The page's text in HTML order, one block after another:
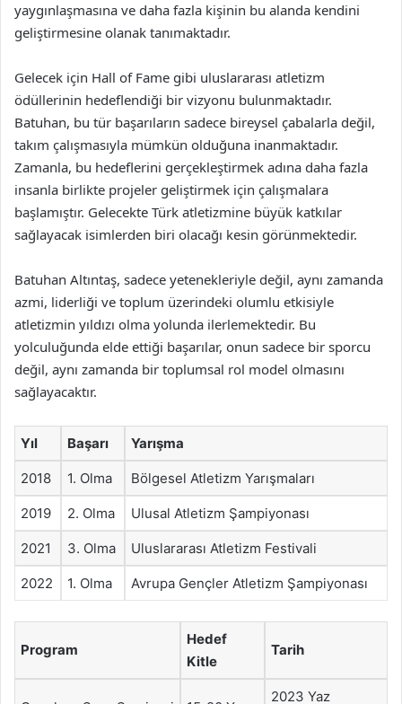
yaygınlaşmasına ve daha fazla kişinin bu alanda kendini
geliştirmesine olanak tanımaktadır.
Gelecek için Hall of Fame gibi uluslararası atletizm
ödüllerinin hedeflendiği bir vizyonu bulunmaktadır.
Batuhan, bu tür başarıların sadece bireysel çabalarla değil,
takım çalışmasıyla mümkün olduğuna inanmaktadır.
Zamanla, bu hedeflerini gerçekleştirmek adına daha fazla
insanla birlikte projeler geliştirmek için çalışmalara
başlamıştır. Gelecekte Türk atletizmine büyük katkılar
sağlayacak isimlerden biri olacağı kesin görünmektedir.
Batuhan Altıntaş, sadece yetenekleriyle değil, aynı zamanda
azmi, liderliği ve toplum üzerindeki olumlu etkisiyle
atletizmin yıldızı olma yolunda ilerlemektedir. Bu
yolculuğunda elde ettiği başarılar, onun sadece bir sporcu
değil, aynı zamanda bir toplumsal rol model olmasını
sağlayacaktır.
Yıl Başarı Yarışma
2018 1. Olma Bölgesel Atletizm Yarışmaları
2019 2. Olma Ulusal Atletizm Şampiyonası
2021 3. Olma Uluslararası Atletizm Festivali
2022 1. Olma Avrupa Gençler Atletizm Şampiyonası
Program
Hedef
Kitle
Tarih
2023 Yaz